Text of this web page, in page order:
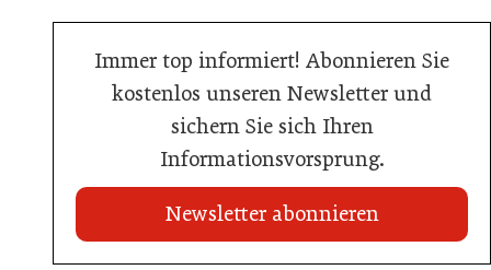
Immer top informiert! Abonnieren Sie
kostenlos unseren Newsletter und
sichern Sie sich Ihren
Informationsvorsprung.
Newsletter abonnieren